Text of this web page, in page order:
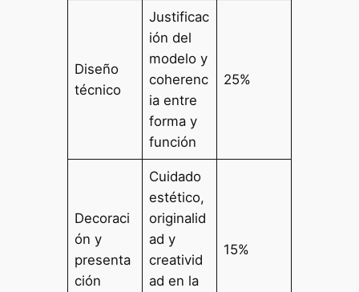
Diseño
técnico
Justificac
ión del
modelo y
coherenc
ia entre
forma y
función
25%
Decoraci
ón y
presenta
ción
Cuidado
estético,
originalid
ad y
creativid
ad en la
15%